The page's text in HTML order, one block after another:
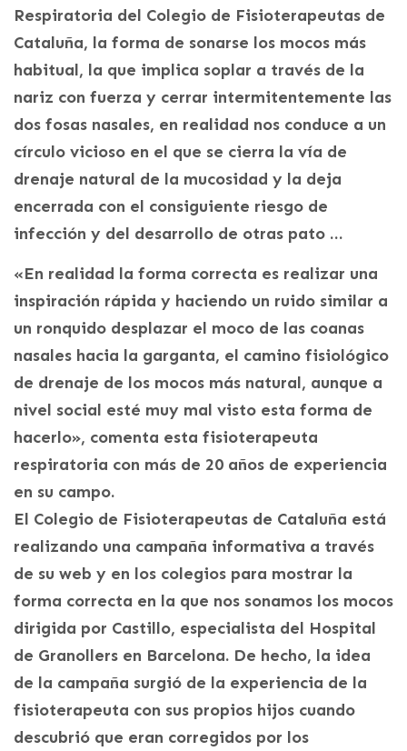
Respiratoria del Colegio de Fisioterapeutas de
Cataluña, la forma de sonarse los mocos más
habitual, la que implica soplar a través de la
nariz con fuerza y cerrar intermitentemente las
dos fosas nasales, en realidad nos conduce a un
círculo vicioso en el que se cierra la vía de
drenaje natural de la mucosidad y la deja
encerrada con el consiguiente riesgo de
infección y del desarrollo de otras pato …
«En realidad la forma correcta es realizar una
inspiración rápida y haciendo un ruido similar a
un ronquido desplazar el moco de las coanas
nasales hacia la garganta, el camino fisiológico
de drenaje de los mocos más natural, aunque a
nivel social esté muy mal visto esta forma de
hacerlo», comenta esta fisioterapeuta
respiratoria con más de 20 años de experiencia
en su campo.
El Colegio de Fisioterapeutas de Cataluña está
realizando una campaña informativa a través
de su web y en los colegios para mostrar la
forma correcta en la que nos sonamos los mocos
dirigida por Castillo, especialista del Hospital
de Granollers en Barcelona. De hecho, la idea
de la campaña surgió de la experiencia de la
fisioterapeuta con sus propios hijos cuando
descubrió que eran corregidos por los